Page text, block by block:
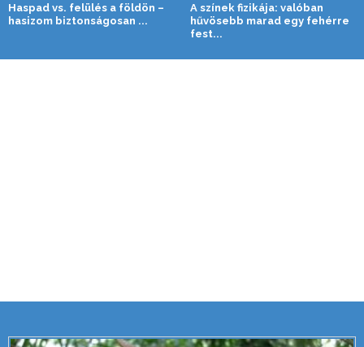
Haspad vs. felülés a földön –
hasizom biztonságosan ...
A színek fizikája: valóban
hűvösebb marad egy fehérre
fest...